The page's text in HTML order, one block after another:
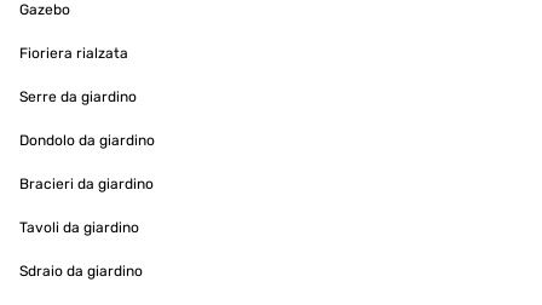
Amazon-Benutzer
Tradurre
Top Qualität, einfache Montage, geniale Idee der
Verstellmöglichkeiten, absolut flexibel einsetzbar, das Segel kann
werden (z. B. bei starkem Wind), schöne zeitlose Optik, stabile
genial wie auch einfach (man muss nur auf diese Idee kommen
Gazebo
Fioriera rialzata
Serre da giardino
Dondolo da giardino
Bracieri da giardino
Tavoli da giardino
Sdraio da giardino